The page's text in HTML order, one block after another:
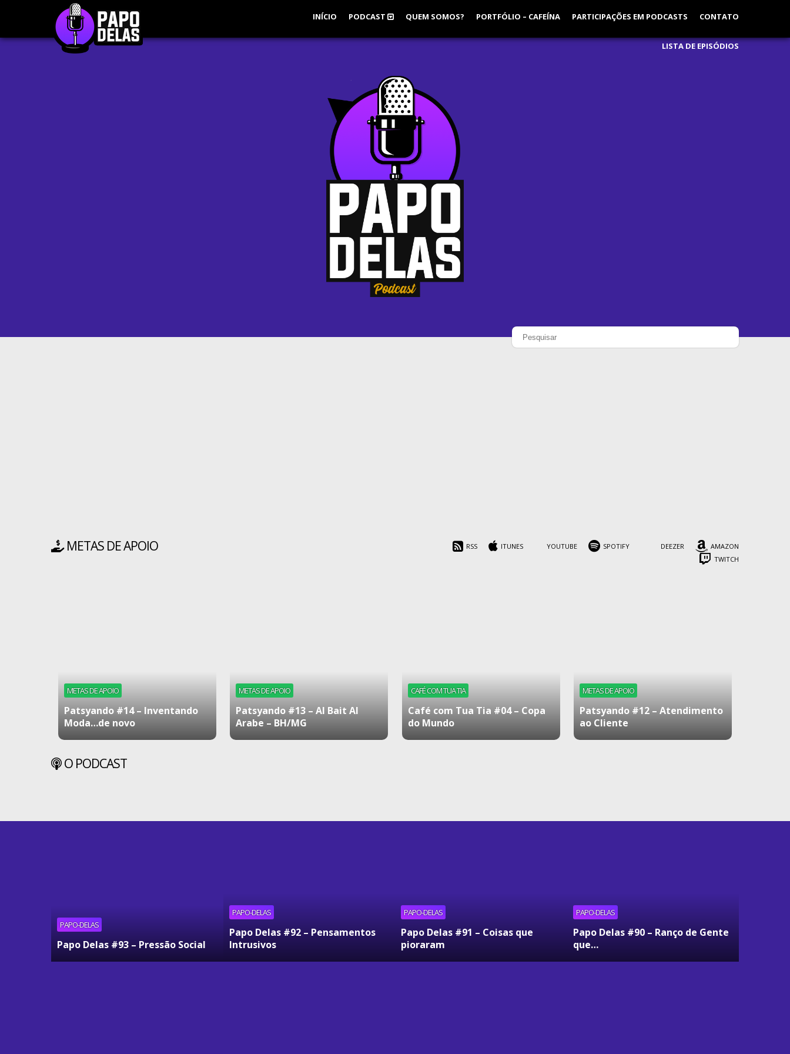
INÍCIO PODCAST QUEM SOMOS? PORTFÓLIO – CAFEÍNA PARTICIPAÇÕES EM PODCASTS CONTATO
LISTA DE EPISÓDIOS
RSS ITUNES YOUTUBE SPOTIFY DEEZER
AMAZON
TWITCH
METAS DE APOIO
METAS DE APOIO
Patsyando #14 – Inventando
Moda…de novo
METAS DE APOIO
Patsyando #13 – Al Bait Al
Arabe – BH/MG
CAFÉ COM TUA TIA
Café com Tua Tia #04 – Copa
do Mundo
METAS DE APOIO
Patsyando #12 – Atendimento
ao Cliente
O PODCAST
PAPO-DELAS
Papo Delas #93 – Pressão Social
PAPO-DELAS
Papo Delas #92 – Pensamentos
Intrusivos
PAPO-DELAS
Papo Delas #91 – Coisas que
pioraram
PAPO-DELAS
Papo Delas #90 – Ranço de Gente
que…